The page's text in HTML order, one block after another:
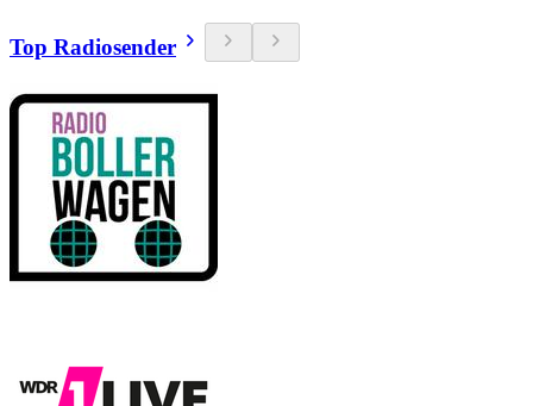
Top Radiosender